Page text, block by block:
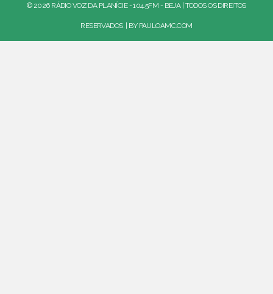
© 2026 RÁDIO VOZ DA PLANÍCIE - 104.5FM - BEJA | TODOS OS DIREITOS
RESERVADOS. | BY PAULOAMC.COM